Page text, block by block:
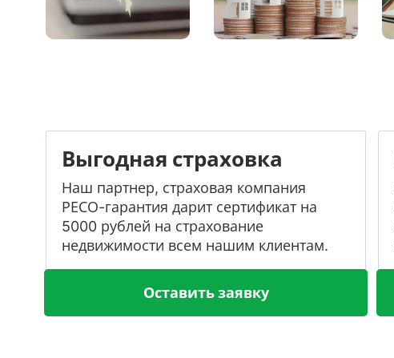
Выгодная страховка
Наш партнер, страховая компания
РЕСО-гарантия дарит сертификат на
5000 рублей на страхование
недвижимости всем нашим клиентам.
Оставить заявку